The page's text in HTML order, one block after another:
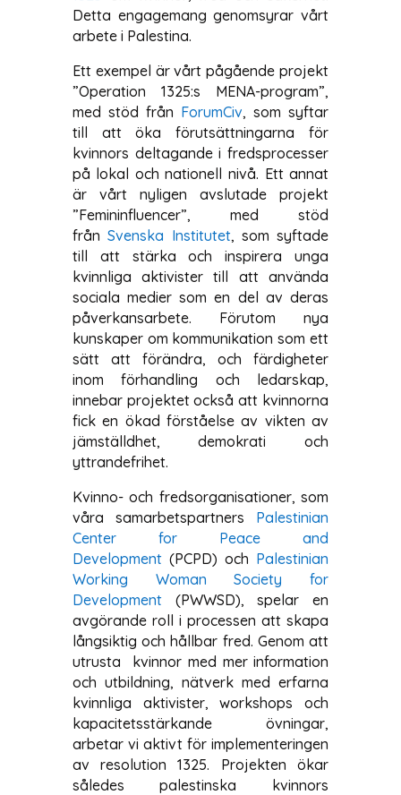
Detta engagemang genomsyrar vårt
arbete i Palestina.
Ett exempel är vårt pågående projekt
”Operation 1325:s MENA-program”,
med stöd från ForumCiv, som syftar
till att öka förutsättningarna för
kvinnors deltagande i fredsprocesser
på lokal och nationell nivå. Ett annat
är vårt nyligen avslutade projekt
”Femininfluencer”, med stöd
från Svenska Institutet, som syftade
till att stärka och inspirera unga
kvinnliga aktivister till att använda
sociala medier som en del av deras
påverkansarbete. Förutom nya
kunskaper om kommunikation som ett
sätt att förändra, och färdigheter
inom förhandling och ledarskap,
innebar projektet också att kvinnorna
fick en ökad förståelse av vikten av
jämställdhet, demokrati och
yttrandefrihet.
Kvinno- och fredsorganisationer, som
våra samarbetspartners
Palestinian
Center for Peace and
Development (PCPD) och Palestinian
Working Woman Society for
Development
(PWWSD), spelar en
avgörande roll i processen att skapa
långsiktig och hållbar fred. Genom att
utrusta kvinnor med mer information
och utbildning, nätverk med erfarna
kvinnliga aktivister, workshops och
kapacitetsstärkande övningar,
arbetar vi aktivt för implementeringen
av resolution 1325. Projekten ökar
således palestinska kvinnors